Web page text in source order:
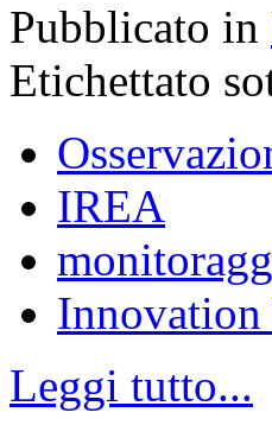
Pubblicato in
Etichettato
IREA
Leggi tutto...